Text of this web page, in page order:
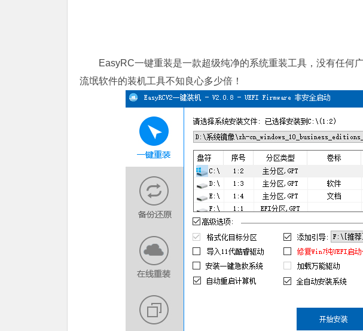
EasyRC一键重装是一款超级纯净的系统重装工具，没有任何
流氓软件的装机工具不知良心多少倍！